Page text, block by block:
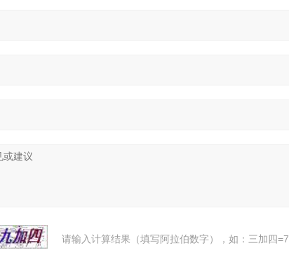
请输入计算结果（填写阿拉伯数字），如：三加四=7